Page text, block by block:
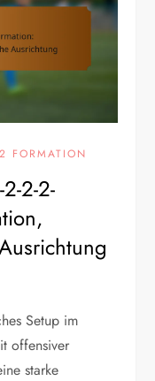
FORMATION
2-2-
Setup im
offensiver
starke